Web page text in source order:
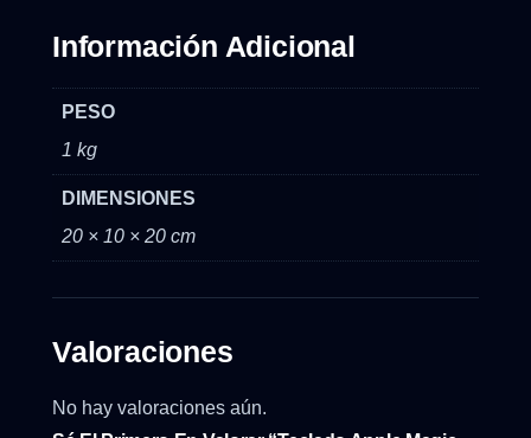
Información Adicional
PESO
1 kg
DIMENSIONES
20 × 10 × 20 cm
Valoraciones
No hay valoraciones aún.